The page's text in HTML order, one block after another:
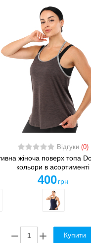
Відгуки (0)
жіноча поверх топа
кольори в асортименті
400 грн
Купити